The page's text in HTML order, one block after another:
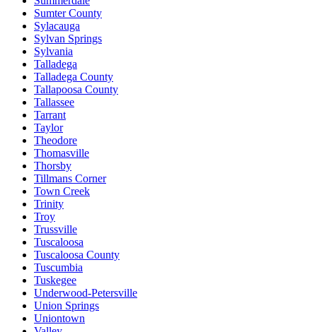
Sumter County
Sylacauga
Sylvan Springs
Sylvania
Talladega
Talladega County
Tallapoosa County
Tallassee
Tarrant
Taylor
Theodore
Thomasville
Thorsby
Tillmans Corner
Town Creek
Trinity
Troy
Trussville
Tuscaloosa
Tuscaloosa County
Tuscumbia
Tuskegee
Underwood-Petersville
Union Springs
Uniontown